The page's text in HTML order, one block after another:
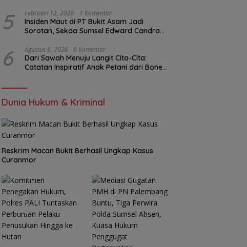
5 Februari 12, 2026 1 Komentar
Insiden Maut di PT Bukit Asam Jadi
Sorotan, Sekda Sumsel Edward Candra
6 Agustus 6, 2026 0 Komentar
Dari Sawah Menuju Langit Cita-Cita:
Catatan Inspiratif Anak Petani dari Bone
Dunia Hukum & Kriminal
Reskrim Macan Bukit Berhasil Ungkap Kasus
Curanmor